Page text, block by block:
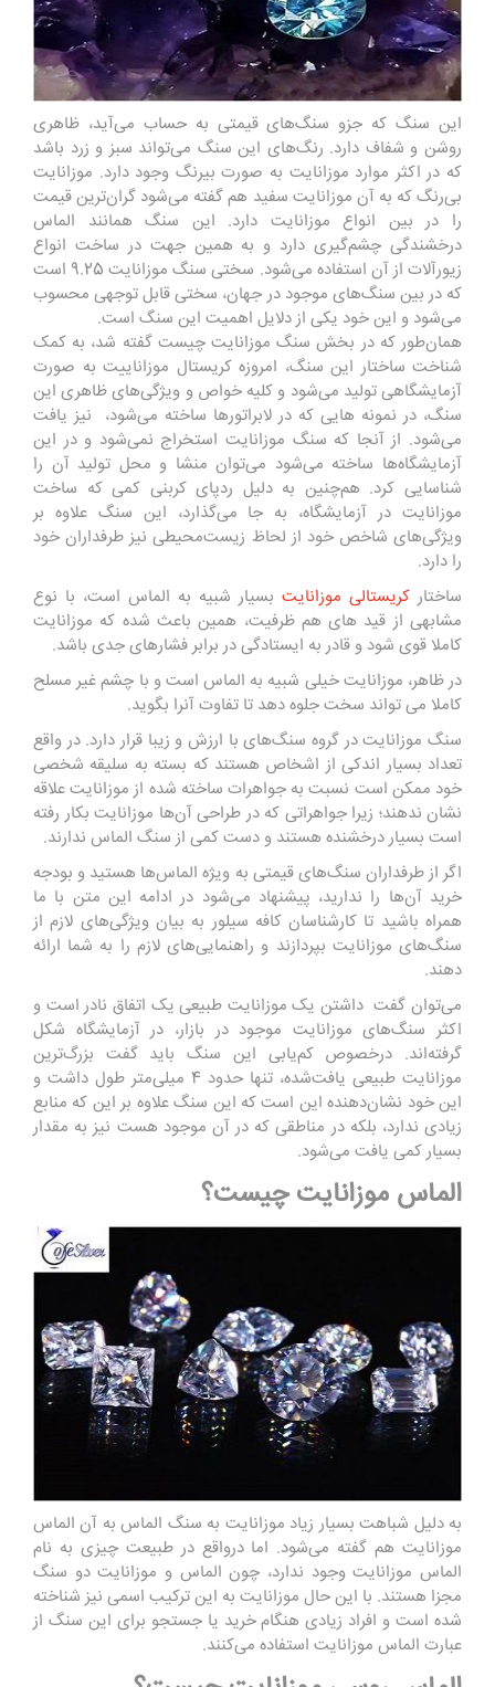
این سنگ که جزو سنگ‌های قیمتی به حساب می‌آید، ظاهری
روشن و شفاف دارد. رنگ‌های این سنگ می‌تواند سبز و زرد باشد
که در اکثر موارد موزانایت به صورت بی‎رنگ وجود دارد. موزانایت
بی‌رنگ که به آن موزانایت سفید هم گفته می‌شود گران‌ترین قیمت
را در بین انواع موزانایت دارد. این سنگ همانند الماس
درخشندگی چشم‌گیری دارد و به همین جهت در ساخت انواع
زیورآلات از آن استفاده می‌شود. سختی سنگ موزانایت 9.25 است
که در بین سنگ‌های موجود در جهان، سختی قابل توجهی محسوب
می‌شود و این خود یکی از دلایل اهمیت این سنگ است.
همان‌طور که در بخش سنگ موزانایت چیست گفته شد، به کمک
شناخت ساختار این سنگ، امروزه کریستال موزاناییت به صورت
آزمایشگاهی تولید می‌شود و کلیه خواص و ویژگی‌های ظاهری این
سنگ، در نمونه هایی که در لابراتورها ساخته می‌شود، نیز یافت
می‌شود. از آنجا که سنگ موزانایت استخراج نمی‌شود و در این
آزمایشگاه‌ها ساخته می‌شود می‌توان منشا و محل تولید آن را
شناسایی کرد. هم‌چنین به دلیل ردپای کربنی کمی که ساخت
موزانایت در آزمایشگاه، به جا می‌گذارد، این سنگ علاوه بر
ویژگی‌های شاخص خود از لحاظ زیست‌محیطی نیز طرفداران خود
را دارد.
ساختار کریستالی موزانایت بسیار شبیه به الماس است، با نوع
مشابهی از قید های هم ظرفیت، همین باعث شده که موزانایت
کاملا قوی شود و قادر به ایستادگی در برابر فشارهای جدی باشد.
در ظاهر، موزانایت خیلی شبیه به الماس است و با چشم غیر مسلح
کاملا می تواند سخت جلوه دهد تا تفاوت آنرا بگوید.
سنگ موزانایت در گروه سنگ‌های با ارزش و زیبا قرار دارد. در‌ واقع
تعداد بسیار اندکی از اشخاص هستند که بسته به سلیقه شخصی
خود ممکن است نسبت به جواهرات ساخته شده از موزانایت علاقه
نشان ندهند؛ زیرا جواهراتی که در طراحی آن‌ها موزانایت بکار رفته
است بسیار درخشنده هستند و دست کمی از سنگ الماس ندارند.
اگر از طرفداران سنگ‌های قیمتی به ویژه الماس‌ها هستید و بودجه
خرید آن‌ها را ندارید، پیشنهاد می‌شود در ادامه این متن با ما
همراه باشید تا کارشناسان کافه سیلور به بیان ویژگی‌های لازم از
سنگ‌های موزانایت بپردازند و راهنمایی‌های لازم را به شما ارائه
دهند.
می‌توان گفت داشتن یک موزانایت طبیعی یک اتفاق نادر است و
اکثر سنگ‌های موزانایت موجود در بازار، در آزمایشگاه شکل
گرفته‌اند. درخصوص کم‌یابی این سنگ باید گفت بزرگ‌ترین
موزانایت طبیعی یافت‌شده، تنها حدود 4 میلی‌متر طول داشت و
این خود نشان‌دهنده این است که این سنگ علاوه بر این که منابع
زیادی ندارد، بلکه در مناطقی که در آن موجود هست نیز به مقدار
بسیار کمی یافت می‌شود.
الماس موزانایت چیست؟
به دلیل شباهت بسیار زیاد موزانایت به سنگ الماس به آن الماس
موزانایت هم گفته می‌شود. اما درواقع در طبیعت چیزی به نام
الماس موزانایت وجود ندارد، چون الماس و موزانایت دو سنگ
مجزا هستند. با این حال موزانایت به این ترکیب اسمی نیز شناخته
شده است و افراد زیادی هنگام خرید یا جستجو برای این سنگ از
عبارت الماس موزانایت استفاده می‌کنند.